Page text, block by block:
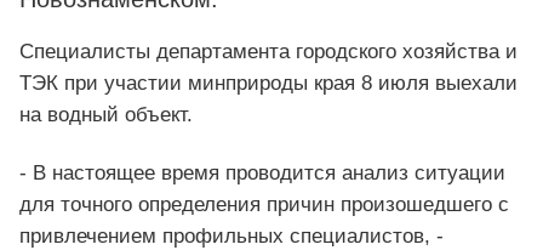
Специалисты департамента городского хозяйства и
ТЭК при участии минприроды края 8 июля выехали
на водный объект.
- В настоящее время проводится анализ ситуации
для точного определения причин произошедшего с
привлечением профильных специалистов, -